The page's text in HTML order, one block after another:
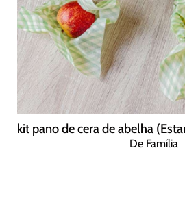
De Família